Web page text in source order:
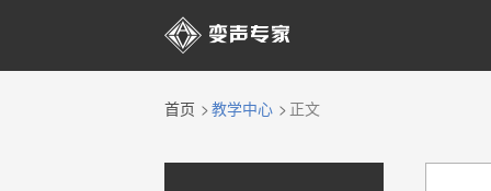

首页 教学中心 正文